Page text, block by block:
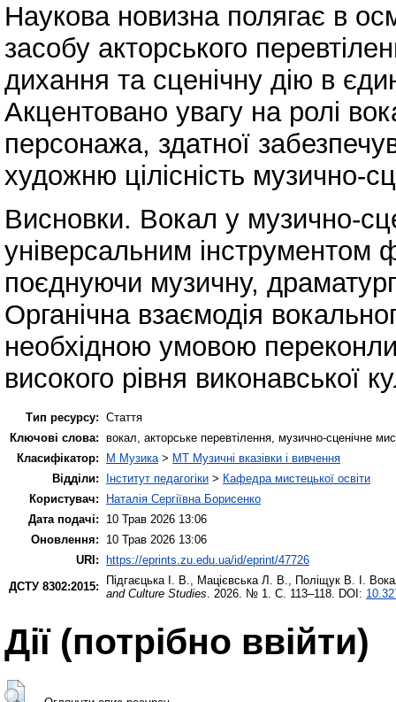
Наукова новизна полягає в
засобу акторського
дихання та сценічну дію в
Акцентовано увагу на ролі
персонажа, здатної
художню цілісність музично-
Висновки. Вокал у музично-
універсальним інструментом
поєднуючи музичну,
Органічна взаємодія
необхідною умовою
високого рівня виконавської
Тип ресурсу: Стаття
Ключові слова: вокал, акторське перевтілення, музично-сценічне
Класифікатор:
M Музика > MT Музичні вказівки і вивчення
Відділи:
Інститут педагогіки > Кафедра мистецької освіти
Користувач:
Наталія Сергіївна Борисенко
Дата подачі:
10 Трав 2026 13:06
Оновлення:
10 Трав 2026 13:06
URI:
https://eprints.zu.edu.ua/id/eprint/47726
ДСТУ 8302:2015:
Підгаєцька І. В. Мацієвська Л. В. Поліщук В. І.
and Culture Studies . 2026. № 1. С. 113–118. DOI:
Дії ​​(потрібно ввійти)